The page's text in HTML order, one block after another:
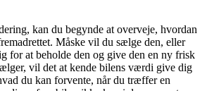
kan du begynde at overveje, hvordan
Måske vil du sælge den, eller
for at beholde den og give den en ny frisk
vil det at kende bilens værdi give dig
du kan forvente, når du træffer en